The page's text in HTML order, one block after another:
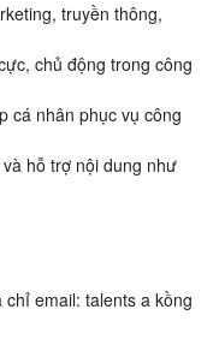
truyền thông,
chủ động trong công
cá nhân phục vụ công
hỗ trợ nội dung như
email: talents a kồng